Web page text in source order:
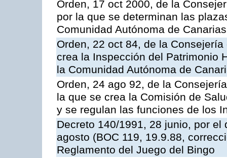
Orden, 17 oct 2000, de la
por la que se determinan las
Comunidad Autónoma de Canarias
Orden, 22 oct 84, de la
crea la Inspección del Patrimonio
la Comunidad Autónoma de
Orden, 24 ago 92, de la
la que se crea la Comisión de
y se regulan las funciones de los
Decreto 140/1991, 28 junio, por
agosto (BOC 119, 19.9.88,
Reglamento del Juego del Bingo